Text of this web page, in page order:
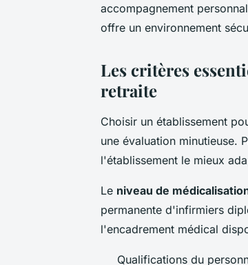
accompagnement
offre un environnement
Les critères
retraite
Choisir un établissement
une évaluation minutieuse.
l'établissement le mieux
Le niveau de
permanente d'infirmiers
l'encadrement médical
Qualifications du